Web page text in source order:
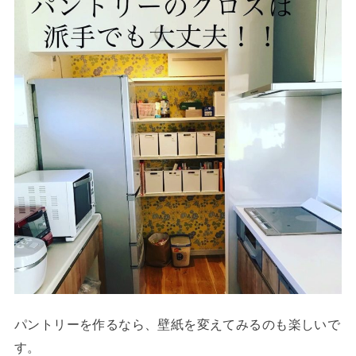
パントリーを作るなら、壁紙を変えてみるのも楽しいで
す。